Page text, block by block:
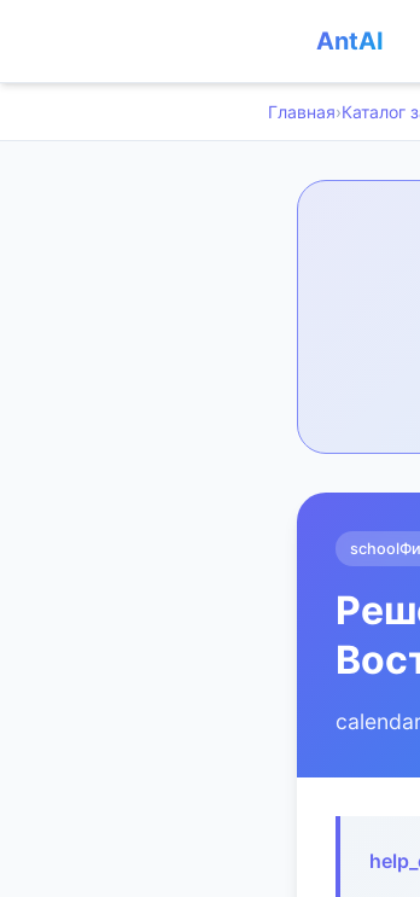
AntAI
Главная›Каталог
school